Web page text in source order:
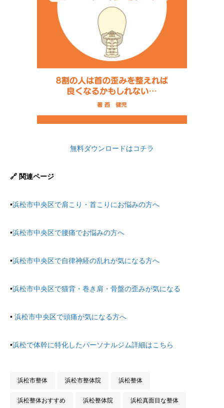
無料ダウンロードはコチラ
🔗 関連ページ
•浜松市中央区で肩こり・首こりにお悩みの方へ
•浜松市中央区で腰痛でお悩みの方へ
•浜松市中央区で自律神経の乱れが気になる方へ
•浜松市中央区で猫背・巻き肩・骨盤の歪みが気になる
• 浜松市中央区で頭痛が気になる方へ
•浜松で体幹に特化したパーソナルジム詳細はこちら
浜松市整体 浜松市整体院 浜松整体
浜松整体おすすめ 浜松整体院 浜松真面目な整体